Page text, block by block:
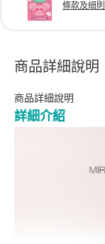
條款及細則
商品詳細說明
商品詳細說明
詳細介紹